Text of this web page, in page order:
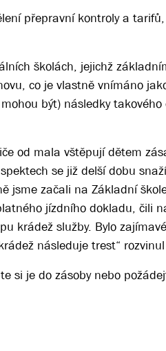
přepravní kontroly a
školách, jejichž
co je vlastně vnímáno
být) následky takového
od mala vštěpují dětem
se již delší dobu
jsme začali na Základní
jízdního dokladu, čili
krádež služby. Bylo
následuje trest“
si je do zásoby nebo